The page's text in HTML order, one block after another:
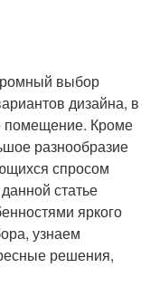
выбор
дизайна, в
помещение. Кроме
разнообразие
спросом
статье
яркого
узнаем
решения,